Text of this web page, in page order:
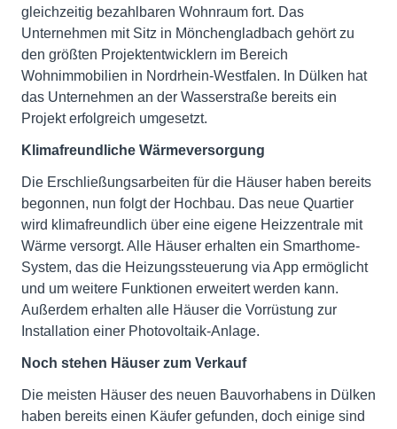
gleichzeitig bezahlbaren Wohnraum fort. Das
Unternehmen mit Sitz in Mönchengladbach gehört zu
den größten Projektentwicklern im Bereich
Wohnimmobilien in Nordrhein-Westfalen. In Dülken hat
das Unternehmen an der Wasserstraße bereits ein
Projekt erfolgreich umgesetzt.
Klimafreundliche Wärmeversorgung
Die Erschließungsarbeiten für die Häuser haben bereits
begonnen, nun folgt der Hochbau. Das neue Quartier
wird klimafreundlich über eine eigene Heizzentrale mit
Wärme versorgt. Alle Häuser erhalten ein Smarthome-
System, das die Heizungssteuerung via App ermöglicht
und um weitere Funktionen erweitert werden kann.
Außerdem erhalten alle Häuser die Vorrüstung zur
Installation einer Photovoltaik-Anlage.
Noch stehen Häuser zum Verkauf
Die meisten Häuser des neuen Bauvorhabens in Dülken
haben bereits einen Käufer gefunden, doch einige sind